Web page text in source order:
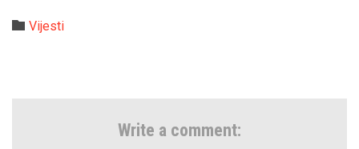
 Category
Vijesti
Write a comment: